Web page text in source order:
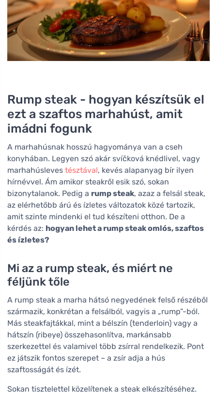
Rump steak - hogyan készítsük el
ezt a szaftos marhahúst, amit
imádni fogunk
A marhahúsnak hosszú hagyománya van a cseh
konyhában. Legyen szó akár svíčková knédlivel, vagy
marhahúsleves tésztával, kevés alapanyag bír ilyen
hírnévvel. Ám amikor steakről esik szó, sokan
bizonytalanok. Pedig a rump steak, azaz a felsál steak,
az elérhetőbb árú és ízletes változatok közé tartozik,
amit szinte mindenki el tud készíteni otthon. De a
kérdés az: hogyan lehet a rump steak omlós, szaftos
és ízletes?
Mi az a rump steak, és miért ne
féljünk tőle
A rump steak a marha hátsó negyedének felső részéből
származik, konkrétan a felsálból, vagyis a „rump”-ból.
Más steakfajtákkal, mint a bélszín (tenderloin) vagy a
hátszín (ribeye) összehasonlítva, markánsabb
szerkezettel és valamivel több zsírral rendelkezik. Pont
ez játszik fontos szerepet – a zsír adja a hús
szaftosságát és ízét.
Sokan tisztelettel közelítenek a steak elkészítéséhez.